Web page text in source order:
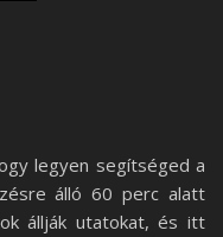
legyen segítséged a
álló 60 perc alatt
állják utatokat, és itt